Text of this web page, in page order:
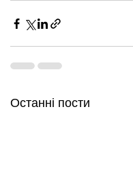
Останні пости